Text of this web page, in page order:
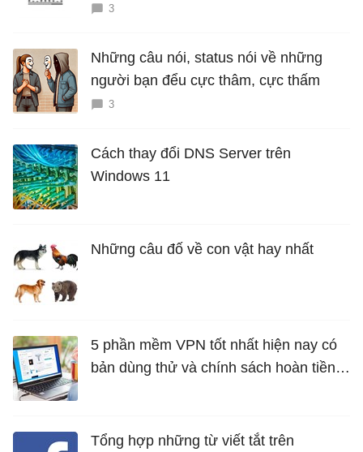
3
Những câu nói, status nói về những
người bạn đểu cực thâm, cực thấm
3
Cách thay đổi DNS Server trên
Windows 11
Những câu đố về con vật hay nhất
5 phần mềm VPN tốt nhất hiện nay có
bản dùng thử và chính sách hoàn tiền
Tổng hợp những từ viết tắt trên